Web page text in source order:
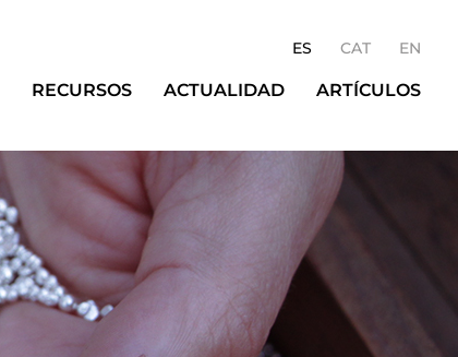
ES CAT EN
RECURSOS ACTUALIDAD ARTÍCULOS